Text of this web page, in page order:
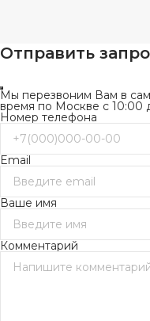
Отправить
Мы перезвоним Вам в
время по Москве с 10:00
Номер телефона
Email
Ваше имя
Комментарий